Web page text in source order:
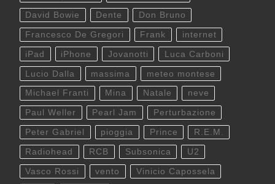
David Bowie Dente Don Bruno
Francesco De Gregori Frank internet
iPad iPhone Jovanotti Luca Carboni
Lucio Dalla massima meteo montese
Michael Franti Mina Natale neve
Paul Weller Pearl Jam Perturbazione
Peter Gabriel pioggia Prince R.E.M.
Radiohead RCB Subsonica U2
Vasco Rossi vento Vinicio Capossela